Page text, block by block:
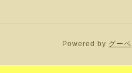
Powered by グーペ